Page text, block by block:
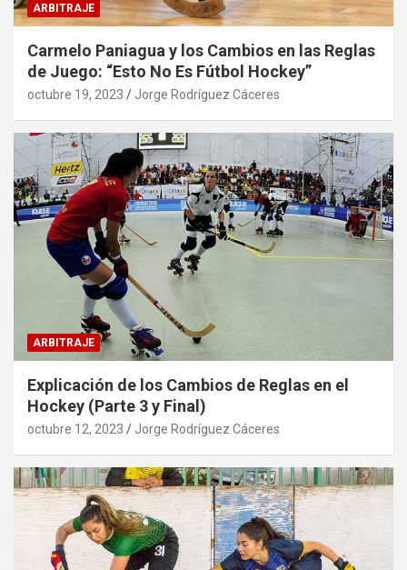
ARBITRAJE
Carmelo Paniagua y los Cambios en las Reglas
de Juego: “Esto No Es Fútbol Hockey”
octubre 19, 2023 Jorge Rodríguez Cáceres
ARBITRAJE
Explicación de los Cambios de Reglas en el
Hockey (Parte 3 y Final)
octubre 12, 2023 Jorge Rodríguez Cáceres